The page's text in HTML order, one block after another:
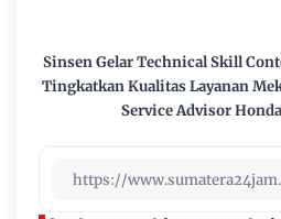
Sinsen Gelar Technical Skill
Tingkatkan Kualitas Layanan
Service Advisor